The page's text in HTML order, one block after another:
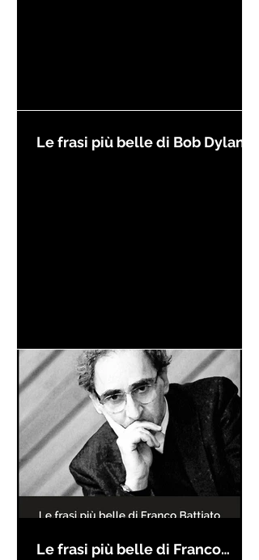
Le frasi più belle di Bob Dylan
Le frasi più belle di Franco